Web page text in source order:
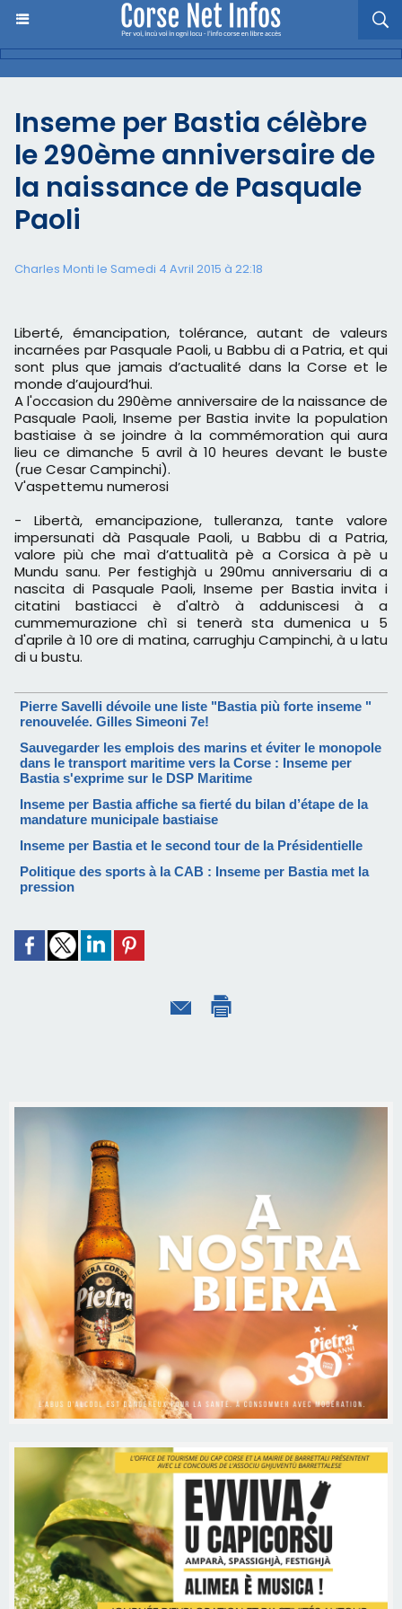
Inseme per Bastia célèbre
le 290ème anniversaire de
la naissance de Pasquale
Paoli
Charles Monti le Samedi 4 Avril 2015 à 22:18
Liberté, émancipation, tolérance, autant de valeurs
incarnées par Pasquale Paoli, u Babbu di a Patria, et qui
sont plus que jamais d’actualité dans la Corse et le
monde d’aujourd’hui.
A l'occasion du 290ème anniversaire de la naissance de
Pasquale Paoli, Inseme per Bastia invite la population
bastiaise à se joindre à la commémoration qui aura
lieu ce dimanche 5 avril à 10 heures devant le buste
(rue Cesar Campinchi).
V'aspettemu numerosi
- Libertà, emancipazione, tulleranza, tante valore
impersunati dà Pasquale Paoli, u Babbu di a Patria,
valore più che maì d’attualità pè a Corsica à pè u
Mundu sanu. Per festighjà u 290mu anniversariu di a
nascita di Pasquale Paoli, Inseme per Bastia invita i
citatini bastiacci è d'altrò à adduniscesi à a
cummemurazione chì si tenerà sta dumenica u 5
d'aprile à 10 ore di matina, carrughju Campinchi, à u latu
di u bustu.
Pierre Savelli dévoile une liste "Bastia più forte inseme "
renouvelée. Gilles Simeoni 7e!
Sauvegarder les emplois des marins et éviter le monopole
dans le transport maritime vers la Corse : Inseme per
Bastia s'exprime sur le DSP Maritime
Inseme per Bastia affiche sa fierté du bilan d’étape de la
mandature municipale bastiaise
Inseme per Bastia et le second tour de la Présidentielle
Politique des sports à la CAB : Inseme per Bastia met la
pression